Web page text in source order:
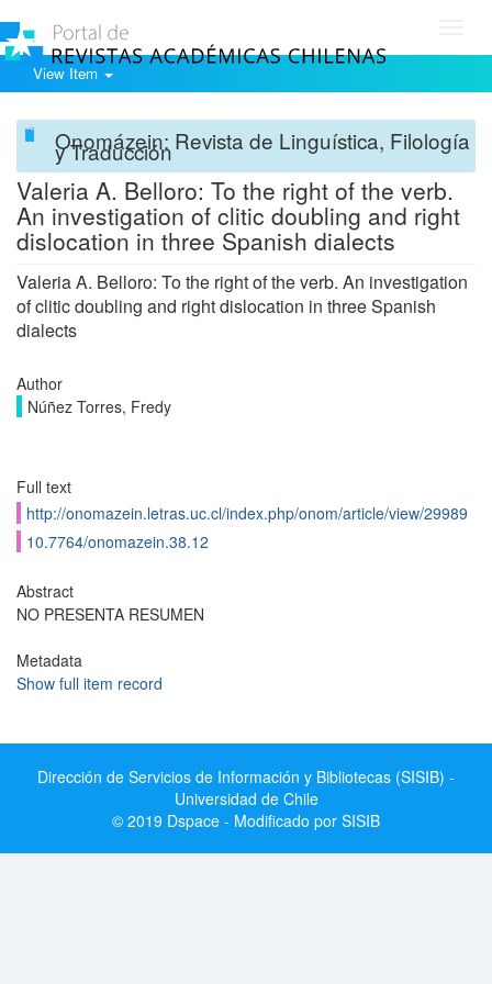
View Item
Onomázein: Revista de Linguística, Filología
y Traducción
Valeria A. Belloro: To the right of the verb.
An investigation of clitic doubling and right
dislocation in three Spanish dialects
Valeria A. Belloro: To the right of the verb. An investigation
of clitic doubling and right dislocation in three Spanish
dialects
Author
Núñez Torres, Fredy
Full text
http://onomazein.letras.uc.cl/index.php/onom/article/view/29989
10.7764/onomazein.38.12
Abstract
NO PRESENTA RESUMEN
Metadata
Show full item record
Dirección de Servicios de Información y Bibliotecas (SISIB) -
Universidad de Chile
© 2019 Dspace - Modificado por SISIB